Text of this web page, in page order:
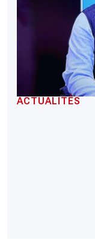
ACTUALITÉS